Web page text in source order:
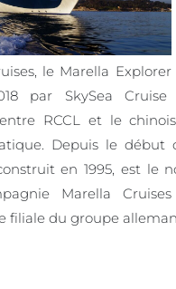
le Marella
par SkySea
RCCL et le
Depuis le début
en 1995, est le
Marella Cruises
filiale du groupe